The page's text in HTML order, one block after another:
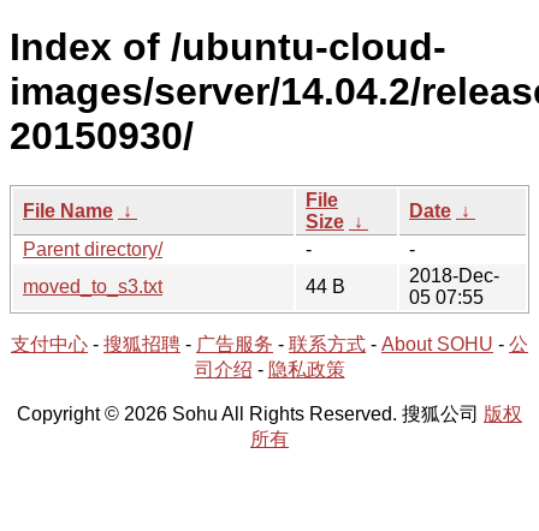
Index of /ubuntu-cloud-
images/server/14.04.2/
20150930/
File Name ↓
File
Size ↓
Date ↓
Parent directory/
-
-
moved_to_s3.txt
44 B
2018-Dec-
05 07:55
支付中心 - 搜狐招聘 - 广告服务 - 联系方式 - About SOHU - 公
司介绍 - 隐私政策
Copyright © 2026 Sohu All Rights Reserved. 搜狐公司 版权
所有